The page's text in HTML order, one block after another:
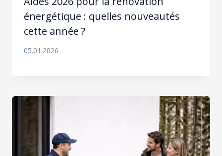
énergétique : quelles nouveautés
cette année ?
05.01.2026